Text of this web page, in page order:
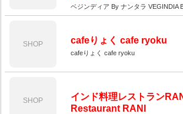
ベジンディア By ナンタラ VEGINDIA
SHOP cafeりょく cafe ryoku
cafeりょく cafe ryoku
SHOP
インド料理レストラン
Restaurant RANI